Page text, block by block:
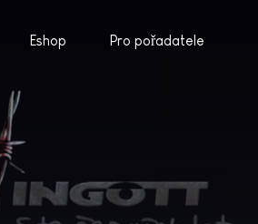
Eshop
Pro pořadatele